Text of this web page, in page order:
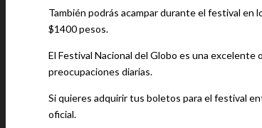
También podrás acampar durante el festival en
$1400 pesos.
El Festival Nacional del Globo es una
preocupaciones diarias.
Si quieres adquirir tus boletos para el festival
oficial.